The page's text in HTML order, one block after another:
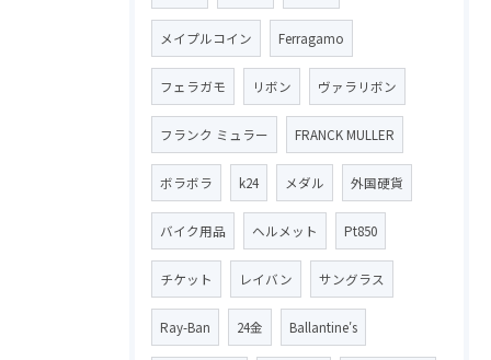
メイプルコイン Ferragamo
フェラガモ リボン ヴァラリボン
フランク ミュラー FRANCK MULLER
ボラボラ k24 メダル 外国硬貨
バイク用品 ヘルメット Pt850
チケット レイバン サングラス
Ray-Ban 24金 Ballantine′s